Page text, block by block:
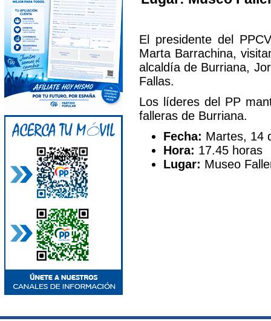
El presidente del
Marta Barrachina,
alcaldía de Burriana,
Fallas.
Los líderes del PP
falleras de Burriana.
Fecha: Martes, 14
Hora: 17.45 horas
Lugar: Museo